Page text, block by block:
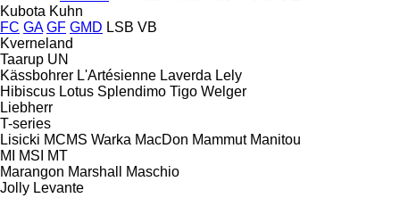
Kubota Kuhn
FC GA GF GMD LSB VB
Kverneland
Taarup UN
Kässbohrer L'Artésienne Laverda Lely
Hibiscus Lotus Splendimo Tigo Welger
Liebherr
T-series
Lisicki MCMS Warka MacDon Mammut Manitou
MI
MSI
MT
Marangon Marshall
Maschio
Jolly Levante